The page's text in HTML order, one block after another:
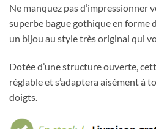
Ne manquez pas d’impressionner
superbe bague gothique en forme
un bijou au style très original qui
Dotée d’une structure ouverte,
réglable et s’adaptera aisément à
doigts.